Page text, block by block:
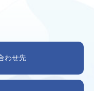
わせ先